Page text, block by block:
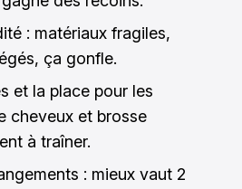
: matériaux fragiles,
ça gonfle.
et la place pour les
cheveux et brosse
à traîner.
: mieux vaut 2